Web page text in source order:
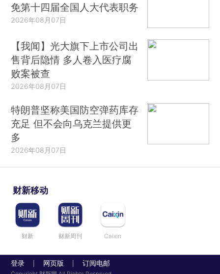
免第十四届全国人大代表职务
2026年08月07日
【我闻】光大旗下上市公司出
售背后隐情 多人卷入医疗腐
败案被查
2026年08月07日
特朗普坚称美国防空弹药库存
充足 但不会向乌克兰提供更
多
2026年08月07日
财新移动
财新 财新周刊 Caixin
登录 网页版 订阅电邮